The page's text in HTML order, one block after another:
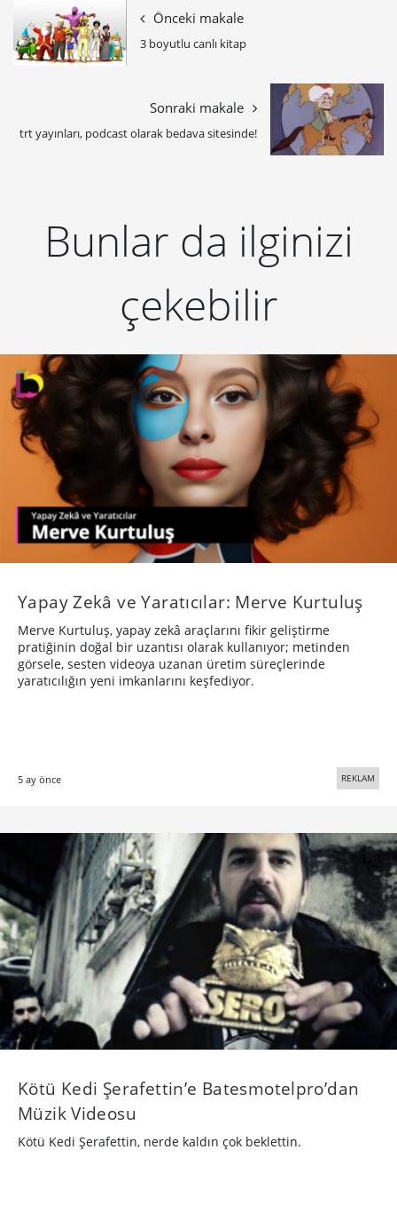
Önceki makale
3 boyutlu canlı kitap
Sonraki makale
trt yayınları, podcast olarak bedava sitesinde!
Bunlar da ilginizi
çekebilir
Yapay Zekâ ve Yaratıcılar: Merve Kurtuluş
Merve Kurtuluş, yapay zekâ araçlarını fikir geliştirme
pratiğinin doğal bir uzantısı olarak kullanıyor; metinden
görsele, sesten videoya uzanan üretim süreçlerinde
yaratıcılığın yeni imkanlarını keşfediyor.
5 ay önce REKLAM
Kötü Kedi Şerafettin’e Batesmotelpro’dan
Müzik Videosu
Kötü Kedi Şerafettin, nerde kaldın çok beklettin.